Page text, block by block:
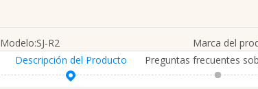
Modelo:SJ-R2 Marca del
Descripción del Producto